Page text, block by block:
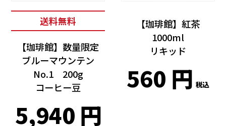
送料無料
【珈琲館】数量限定
ブルーマウンテン
No.1 200g
コーヒー豆
5,940
【珈琲館】紅茶
1000ml
リキッド
560 税込